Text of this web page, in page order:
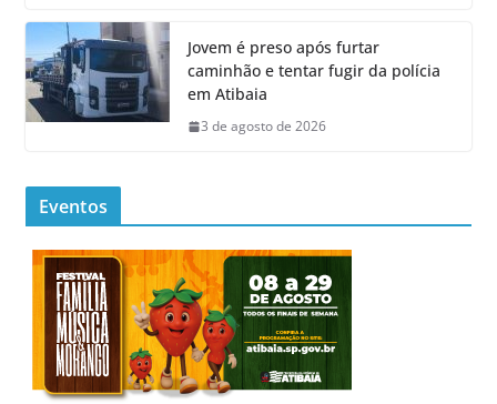
Jovem é preso após furtar
caminhão e tentar fugir da polícia
em Atibaia
3 de agosto de 2026
Eventos